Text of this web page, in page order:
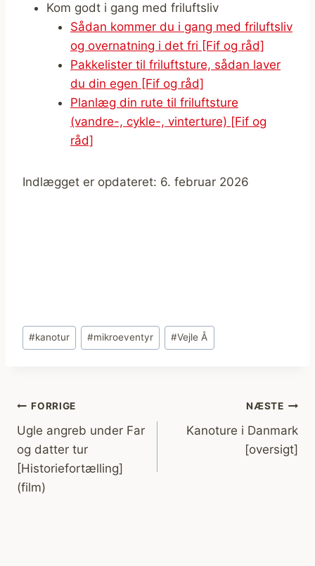
Kom godt i gang med friluftsliv
Sådan kommer du i gang med friluftsliv
og overnatning i det fri [Fif og råd]
Pakkelister til friluftsture, sådan laver
du din egen [Fif og råd]
Planlæg din rute til friluftsture
(vandre-, cykle-, vinterture) [Fif og
råd]
Indlægget er opdateret: 6. februar 2026
Indlæg-
tags:
#kanotur #mikroeventyr #Vejle Å
Indlægsnavigation
FORRIGE
Ugle angreb under Far
og datter tur
[Historiefortælling]
(film)
NÆSTE
Kanoture i Danmark
[oversigt]